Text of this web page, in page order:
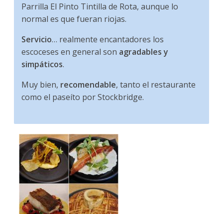
Parrilla El Pinto Tintilla de Rota, aunque lo
normal es que fueran riojas.
Servicio… realmente encantadores los
escoceses en general son agradables y
simpáticos.
Muy bien, recomendable, tanto el restaurante
como el paseíto por Stockbridge.